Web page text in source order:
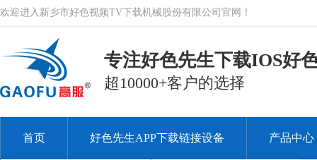
欢迎进入新乡市好色视频TV下载机械股份有限公司官网！
专注好色先生下载IOS好
超10000+客户的选择
首页 好色先生APP下载链接设备 产品中心